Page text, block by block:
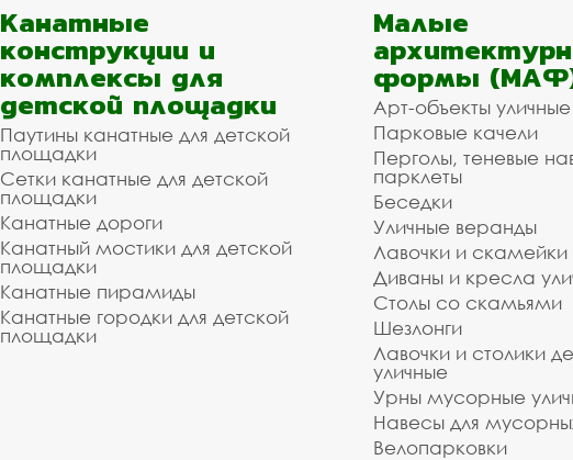
Канатные
конструкции и
комплексы для
детской площадки
Паутины канатные для детской
площадки
Сетки канатные для детской
площадки
Канатные дороги
Канатный мостики для детской
площадки
Канатные пирамиды
Канатные городки для детской
площадки
Малые
формы
Арт-объекты уличные
Парковые качели
Перголы, теневые
парклеты
Беседки
Уличные веранды
Лавочки и скамейки
Диваны и кресла
Столы со скамьями
Шезлонги
Лавочки и столики
уличные
Урны мусорные
Навесы для
Велопарковки